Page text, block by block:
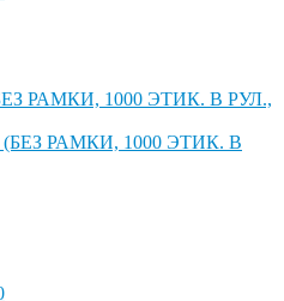
РАМКИ, 1000 ЭТИК. В РУЛ.,